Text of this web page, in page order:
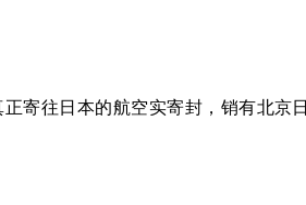
寄往日本的航空实寄封 ，销有北京